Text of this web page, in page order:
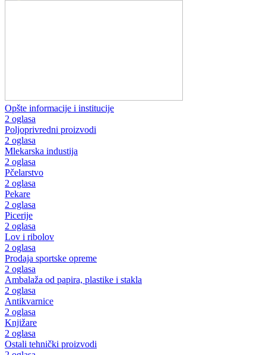
Opšte informacije i institucije
2 oglasa
Poljoprivredni proizvodi
2 oglasa
Mlekarska industija
2 oglasa
Pčelarstvo
2 oglasa
Pekare
2 oglasa
Picerije
2 oglasa
Lov i ribolov
2 oglasa
Prodaja sportske opreme
2 oglasa
Ambalaža od papira, plastike i stakla
2 oglasa
Antikvarnice
2 oglasa
Knjižare
2 oglasa
Ostali tehnički proizvodi